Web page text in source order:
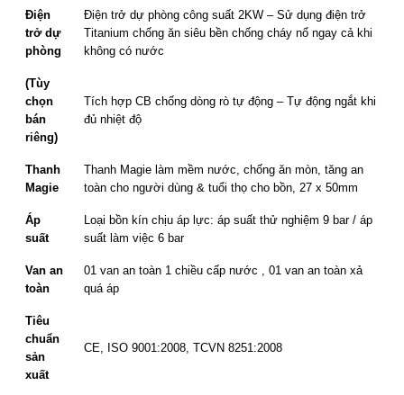
Điện
trở dự
phòng
Điện trở dự phòng công suất 2KW – Sử dụng điện trở
Titanium chống ăn siêu bền chống cháy nổ ngay cả khi
không có nước
(Tùy
chọn
bán
riêng)
Tích hợp CB chống dòng rò tự động – Tự động ngắt khi
đủ nhiệt độ
Thanh
Magie
Thanh Magie làm mềm nước, chống ăn mòn, tăng an
toàn cho người dùng & tuổi thọ cho bồn, 27 x 50mm
Áp
suất
Loại bồn kín chịu áp lực: áp suất thử nghiệm 9 bar / áp
suất làm việc 6 bar
Van an
toàn
01 van an toàn 1 chiều cấp nước , 01 van an toàn xả
quá áp
Tiêu
chuẩn
sản
xuất
CE, ISO 9001:2008, TCVN 8251:2008